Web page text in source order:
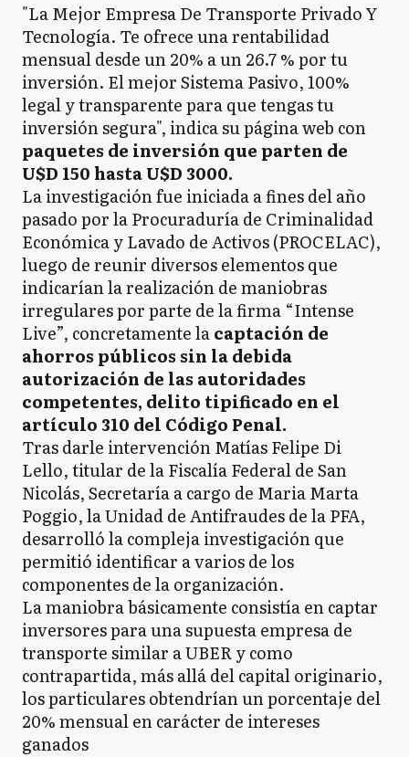
"La Mejor Empresa De Transporte Privado Y
Tecnología. Te ofrece una rentabilidad
mensual desde un 20% a un 26.7 % por tu
inversión. El mejor Sistema Pasivo, 100%
legal y transparente para que tengas tu
inversión segura", indica su página web con
paquetes de inversión que parten de
U$D 150 hasta U$D 3000.
La investigación fue iniciada a fines del año
pasado por la Procuraduría de Criminalidad
Económica y Lavado de Activos (PROCELAC),
luego de reunir diversos elementos que
indicarían la realización de maniobras
irregulares por parte de la firma “Intense
Live”, concretamente lacaptación de
ahorros públicos sin la debida
autorización de las autoridades
competentes, delito tipificado en el
artículo 310 del Código Penal.
Tras darle intervención Matías Felipe Di
Lello, titular de la Fiscalía Federal de San
Nicolás, Secretaría a cargo de Maria Marta
Poggio, la Unidad de Antifraudes de la PFA,
desarrolló la compleja investigación que
permitió identificar a varios de los
componentes de la organización.
La maniobra básicamente consistía en captar
inversores para una supuesta empresa de
transporte similar a UBER y como
contrapartida, más allá del capital originario,
los particulares obtendrían un porcentaje del
20% mensual en carácter de intereses
ganados